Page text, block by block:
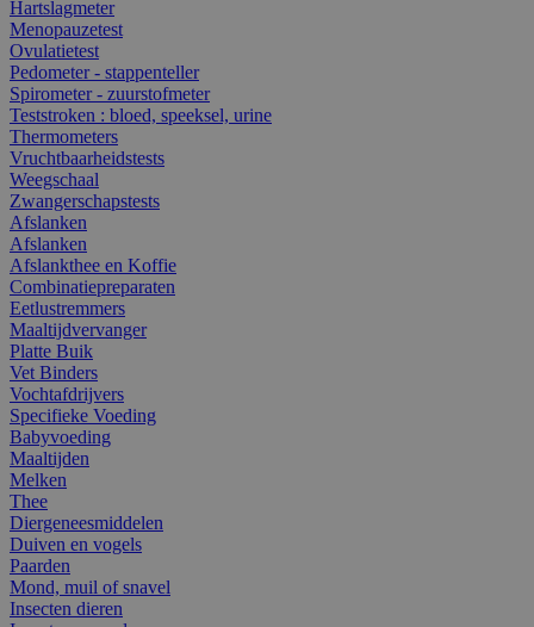
Hartslagmeter
Menopauzetest
Ovulatietest
Pedometer - stappenteller
Spirometer - zuurstofmeter
Teststroken : bloed, speeksel, urine
Thermometers
Vruchtbaarheidstests
Weegschaal
Zwangerschapstests
Afslanken
Afslanken
Afslankthee en Koffie
Combinatiepreparaten
Eetlustremmers
Maaltijdvervanger
Platte Buik
Vet Binders
Vochtafdrijvers
Specifieke Voeding
Babyvoeding
Maaltijden
Melken
Thee
Diergeneesmiddelen
Duiven en vogels
Paarden
Mond, muil of snavel
Insecten dieren